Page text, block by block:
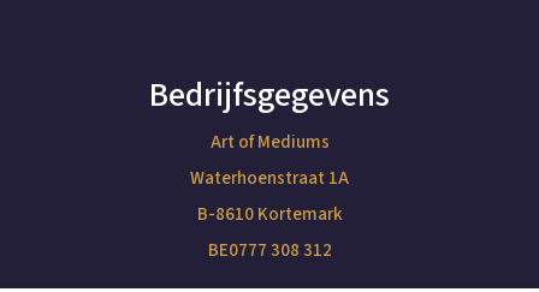
Bedrijfsgegevens
Art of Mediums
Waterhoenstraat 1A
B-8610 Kortemark
BE0777 308 312